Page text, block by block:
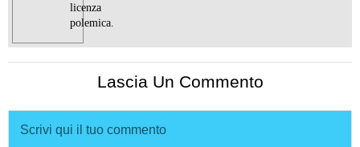
licenza
polemica.
Lascia Un Commento